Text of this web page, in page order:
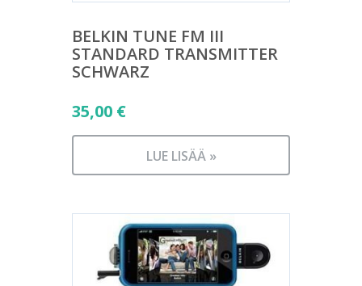
BELKIN TUNE FM III
STANDARD TRANSMITTER
SCHWARZ
35,00 €
LUE LISÄÄ »